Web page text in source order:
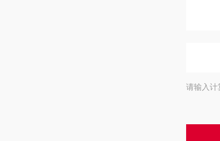
请输入计